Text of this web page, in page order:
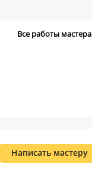
Все работы мастера
Написать мастеру